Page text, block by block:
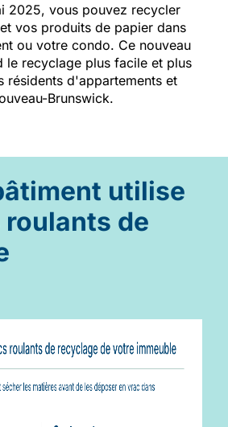
2025, vous pouvez recycler
vos produits de papier dans
ou votre condo. Ce nouveau
le recyclage plus facile et plus
résidents d'appartements et
Brunswick.
utilise
de